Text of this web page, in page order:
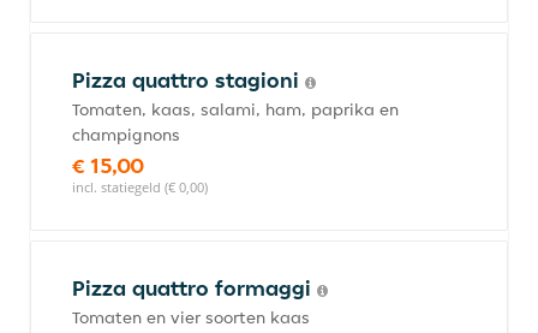
Pizza quattro stagioni
Tomaten, kaas, salami, ham, paprika en
champignons
€ 15,00
incl. statiegeld (€ 0,00)
Pizza quattro formaggi
Tomaten en vier soorten kaas